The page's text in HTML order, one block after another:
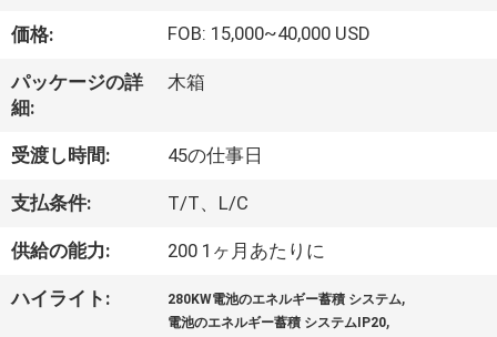
報
案
内
価格: FOB: 15,000~40,000 USD
パッケージの詳
細:
木箱
受渡し時間: 45の仕事日
支払条件: T/T、L/C
供給の能力: 200 1ヶ月あたりに
ハイライト: 280KW電池のエネルギー蓄積 システム,
電池のエネルギー蓄積 システムIP20,